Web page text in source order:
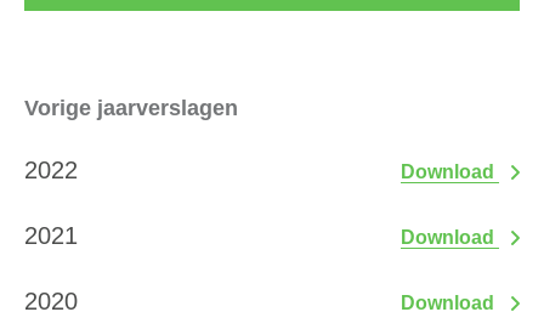
Vorige jaarverslagen
2022 Download
2021 Download
2020 Download